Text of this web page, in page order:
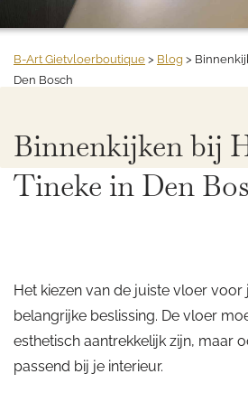
B-Art Gietvloerboutique > Blog >
Den Bosch
Binnenkijken bij
Tineke in Den
Het kiezen van de juiste vloer voor
belangrijke beslissing. De vloer
esthetisch aantrekkelijk zijn, maar
passend bij je interieur.